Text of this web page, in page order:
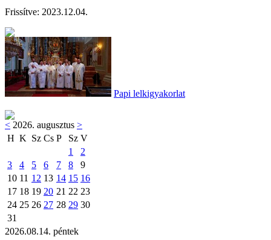
Frissítve: 2023.12.04.
Papi lelkigyakorlat
< 2026. augusztus >
H K Sz Cs P Sz V
1
2
3
4 5 6 7 8
9
10 11 12 13 14 15 16
17 18 19 20 21 22 23
24 25 26 27 28 29 30
31
2026.08.14. péntek